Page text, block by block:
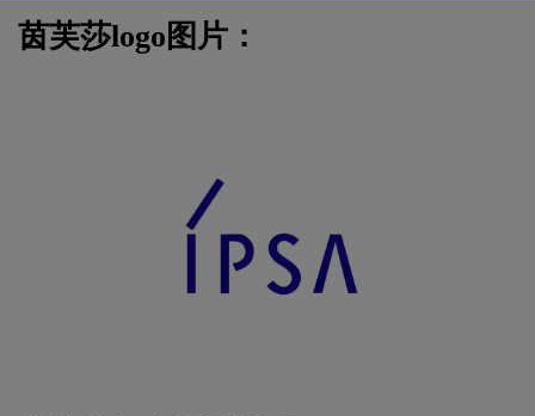
茵芙莎logo图片：